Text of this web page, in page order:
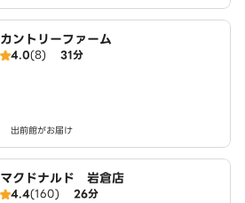
カントリーファーム
4.0(8) 31分
出前館がお届け
マクドナルド 岩倉店
4.4(160) 26分